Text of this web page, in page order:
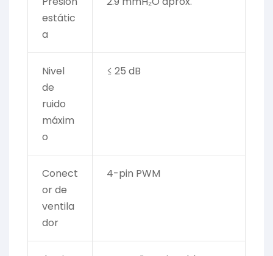
estátic
a
Nivel
de
ruido
máxim
o
≤ 25 dB
Conect
or de
ventila
dor
4-pin PWM